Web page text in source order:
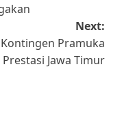
Next:
Pramuka
Jawa Timur